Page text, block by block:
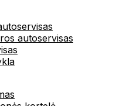
autoservisas